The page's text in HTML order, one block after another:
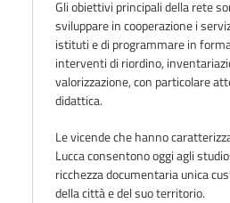
Gli obiettivi principali della rete
sviluppare in cooperazione i
istituti e di programmare in
interventi di riordino,
valorizzazione, con particolare
didattica.
Le vicende che hanno
Lucca consentono oggi agli
ricchezza documentaria unica
della città e del suo territorio.